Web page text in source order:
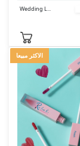
Wedding L...
الاكثر مبيعا